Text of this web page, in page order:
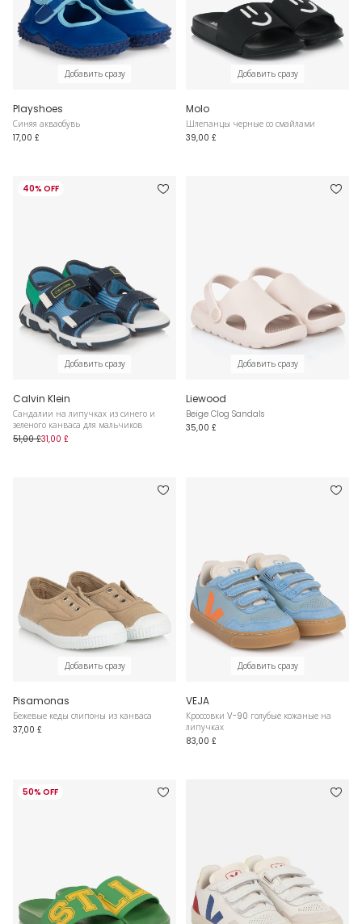
Добавить сразу
Playshoes
Синяя акваобувь
17,00 £
Добавить сразу
Molo
Шлепанцы черные со смайлами
39,00 £
40% OFF
Добавить сразу
Calvin Klein
Сандалии на липучках из синего и
зеленого канваса для мальчиков
51,00 £31,00 £
Добавить сразу
Liewood
Beige Clog Sandals
35,00 £
Добавить сразу
Pisamonas
Бежевые кеды слипоны из канваса
37,00 £
Добавить сразу
VEJA
Кроссовки V-90 голубые кожаные на
липучках
83,00 £
50% OFF